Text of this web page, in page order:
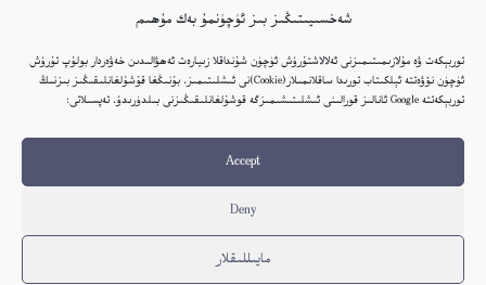
شەخسىيىتىڭىز بىز ئۈچۈنمۇ بەك مۇھىم
توربېكەت ۋە مۇلازىمىتىمىزنى ئەلالاشتۇرۇش ئۈچۈن شۇنداقلا زىيارەت ئەھۋالىدىن خەۋەردار بولۇپ تۇرۇش
ئۈچۈن نۆۋەتتە ئېلكىتاب تورىدا ساقلانمىلار(Cookie)نى ئىشلىتىمىز. بۇنىڭغا قۇشۇلغانلىقىڭىز بىزنىڭ
توربېكەتتە Google ئانالىز قورالىنى ئىشلىتىشىمىزگە قوشۇلغانلىقىڭىزنى بىلدۈرىدۇ. تەپسىلاتى:
Accept
Deny
مايىللىقلار
كۆپ سورالغان سۇئاللار
كىتاب تىزىملىكى
مەخپىيەتلىك باياناتى
نەشىر ھوقۇقى باياناتى
© 2017-2026 تور بېكەتنىڭ بارلىق ھوقۇقى ئېلكىتاب تورى غا مەنسۇپ.
ھەر كۈنى يېڭى كىتابلار قوشۇلىۋاتىدۇ...